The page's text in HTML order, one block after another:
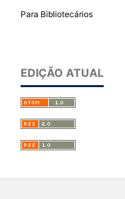
Para Bibliotecários
EDIÇÃO ATUAL